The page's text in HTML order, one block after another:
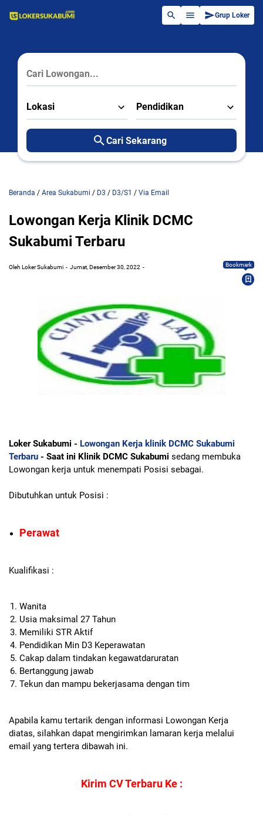
Grup Loker
Lokasi Pendidikan
Cari Sekarang
Beranda / Area Sukabumi / D3 / D3/S1 / Via Email
Lowongan Kerja Klinik DCMC
Sukabumi Terbaru
Oleh Loker Sukabumi Jumat, Desember 30, 2022 Bookmark
Loker Sukabumi - Lowongan Kerja klinik DCMC Sukabumi
Terbaru - Saat ini Klinik DCMC Sukabumi sedang membuka
Lowongan kerja untuk menempati Posisi sebagai.
Dibutuhkan untuk Posisi :
Perawat
Kualifikasi :
Wanita
Usia maksimal 27 Tahun
Memiliki STR Aktif
Pendidikan Min D3 Keperawatan
Cakap dalam tindakan kegawatdaruratan
Bertanggung jawab
Tekun dan mampu bekerjasama dengan tim
Apabila kamu tertarik dengan informasi Lowongan Kerja
diatas, silahkan dapat mengirimkan lamaran kerja melalui
email yang tertera dibawah ini.
Kirim CV Terbaru Ke :